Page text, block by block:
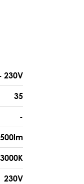
230V
35
-
3000K
230V